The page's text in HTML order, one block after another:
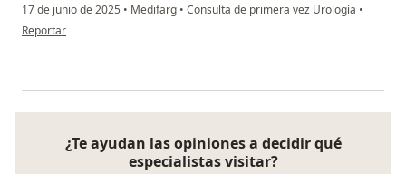
17 de junio de 2025 • Medifarg • Consulta de primera vez Urología •
en opinión del usuario Nicolas
Reportar
¿Te ayudan las opiniones a decidir qué
especialistas visitar?